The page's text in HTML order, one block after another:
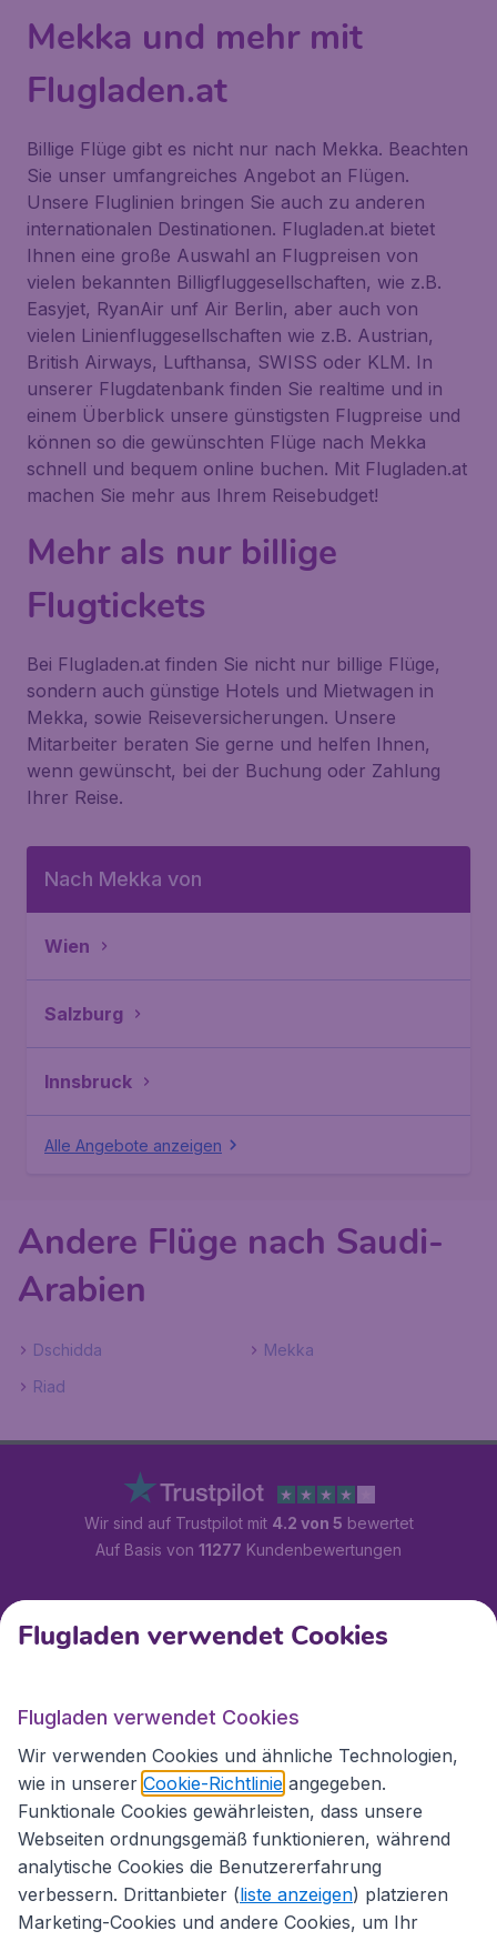
Mekka und mehr mit
Flugladen.at
Billige Flüge gibt es nicht nur nach Mekka. Beachten
Sie unser umfangreiches Angebot an Flügen.
Unsere Fluglinien bringen Sie auch zu anderen
internationalen Destinationen. Flugladen.at bietet
Ihnen eine große Auswahl an Flugpreisen von
vielen bekannten Billigfluggesellschaften, wie z.B.
Easyjet, RyanAir unf Air Berlin, aber auch von
vielen Linienfluggesellschaften wie z.B. Austrian,
British Airways, Lufthansa, SWISS oder KLM. In
unserer Flugdatenbank finden Sie realtime und in
einem Überblick unsere günstigsten Flugpreise und
können so die gewünschten Flüge nach Mekka
schnell und bequem online buchen. Mit Flugladen.at
machen Sie mehr aus Ihrem Reisebudget!
Mehr als nur billige
Flugtickets
Bei Flugladen.at finden Sie nicht nur billige Flüge,
sondern auch günstige Hotels und Mietwagen in
Mekka, sowie Reiseversicherungen. Unsere
Mitarbeiter beraten Sie gerne und helfen Ihnen,
wenn gewünscht, bei der Buchung oder Zahlung
Ihrer Reise.
Nach Mekka von
Wien
Salzburg
Innsbruck
Alle Angebote anzeigen
Andere Flüge nach Saudi-
Arabien
Dschidda
Mekka
Riad
Wir sind auf Trustpilot mit 4.2 von 5 bewertet
Auf Basis von 11277 Kundenbewertungen
Kundenservice
Flugladen.at
Internationale Webseiten
Flugladen verwendet Cookies
Flugladen verwendet Cookies
Wir verwenden Cookies und ähnliche Technologien,
wie in unserer Cookie-Richtlinie angegeben.
Funktionale Cookies gewährleisten, dass unsere
Webseiten ordnungsgemäß funktionieren, während
analytische Cookies die Benutzererfahrung
verbessern. Drittanbieter (liste anzeigen) platzieren
Marketing-Cookies und andere Cookies, um Ihr